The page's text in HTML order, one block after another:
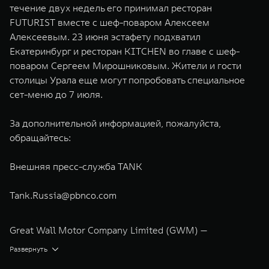
течение двух недель его принимал ресторан
FUTURIST вместе с шеф-поваром Алексеем
Алексеевым. 23 июня эстафету подхватил
Екатеринбург и ресторан KITCHEN во главе с шеф-
поваром Сергеем Мирошниковым. Жители и гости
столицы Урала еще могут попробовать специальное
сет-меню до 7 июля.
За дополнительной информацией, пожалуйста,
обращайтесь:
Внешняя пресс-служба TANK
Tank.Russia@pbnco.com
Great Wall Motor Company Limited (GWM) —
глобальный производитель внедорожников,
Развернуть